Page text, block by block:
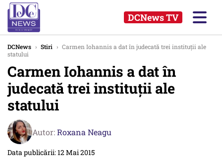
DCNews TV
DCNews › Stiri › Carmen Iohannis a dat în judecată trei instituții ale
statului
Carmen Iohannis a dat în
judecată trei instituții ale
statului
Autor:Roxana Neagu
Data publicării: 12 Mai 2015